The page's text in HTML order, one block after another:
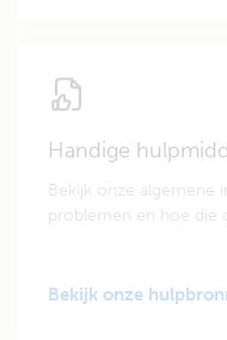
Handige
Bekijk onze algemene
problemen en hoe die
Bekijk onze